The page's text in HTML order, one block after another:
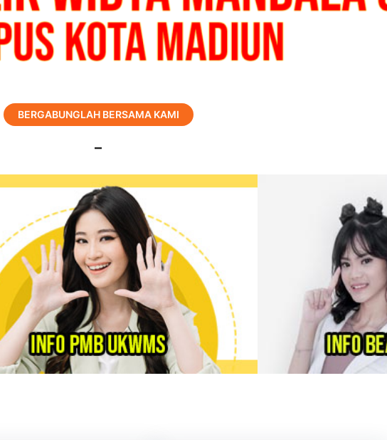
BERGABUNGLAH BERSAMA KAMI
–